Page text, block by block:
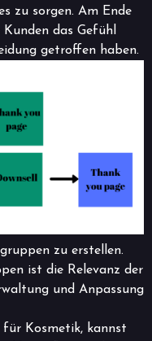
zu sorgen. Am Ende
das Gefühl
getroffen haben.
zu erstellen.
ist die Relevanz der
und Anpassung
Kosmetik, kannst